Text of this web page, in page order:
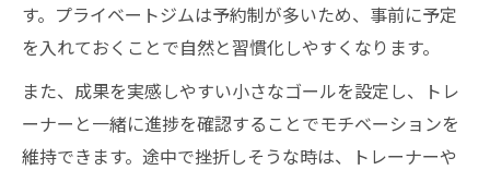
す。プライベートジムは予約制が多いため、事前に予定
を入れておくことで自然と習慣化しやすくなります。
また、成果を実感しやすい小さなゴールを設定し、トレ
ーナーと一緒に進捗を確認することでモチベーションを
維持できます。途中で挫折しそうな時は、トレーナーや